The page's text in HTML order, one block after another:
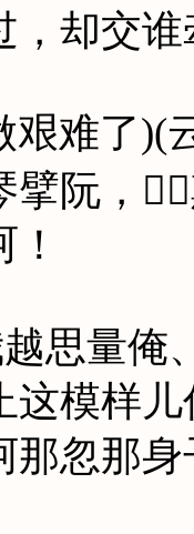
，却交
难了)(
擘阮，
思量俺
这模样
那忽那